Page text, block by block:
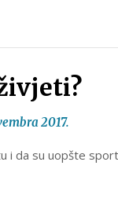
2017.
i da su uopšte